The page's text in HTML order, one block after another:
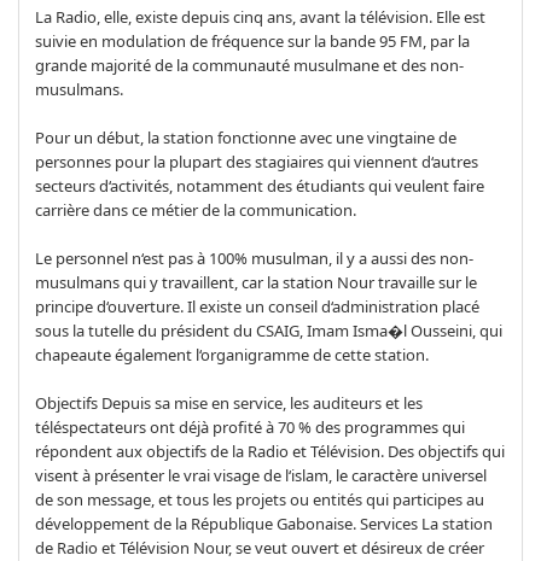
La Radio, elle, existe depuis cinq ans, avant la télévision. Elle est
suivie en modulation de fréquence sur la bande 95 FM, par la
grande majorité de la communauté musulmane et des non-
musulmans.
Pour un début, la station fonctionne avec une vingtaine de
personnes pour la plupart des stagiaires qui viennent d‘autres
secteurs d‘activités, notamment des étudiants qui veulent faire
carrière dans ce métier de la communication.
Le personnel n‘est pas à 100% musulman, il y a aussi des non-
musulmans qui y travaillent, car la station Nour travaille sur le
principe d‘ouverture. Il existe un conseil d‘administration placé
sous la tutelle du président du CSAIG, Imam Isma�l Ousseini, qui
chapeaute également l‘organigramme de cette station.
Objectifs Depuis sa mise en service, les auditeurs et les
téléspectateurs ont déjà profité à 70 % des programmes qui
répondent aux objectifs de la Radio et Télévision. Des objectifs qui
visent à présenter le vrai visage de l‘islam, le caractère universel
de son message, et tous les projets ou entités qui participes au
développement de la République Gabonaise. Services La station
de Radio et Télévision Nour, se veut ouvert et désireux de créer